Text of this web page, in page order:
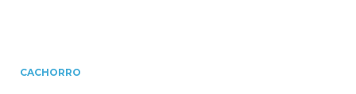
CACHORRO